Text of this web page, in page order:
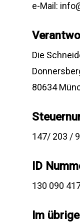
e-Mail:
Die
80634
147/ 203 /
ID
130 090
Im